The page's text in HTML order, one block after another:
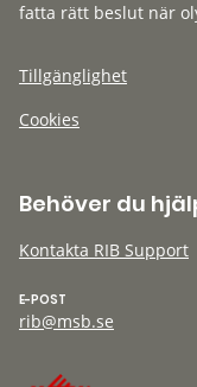
fatta rätt beslut när
Tillgänglighet
Cookies
Behöver du
Kontakta RIB Support
E-POST
rib@msb.se